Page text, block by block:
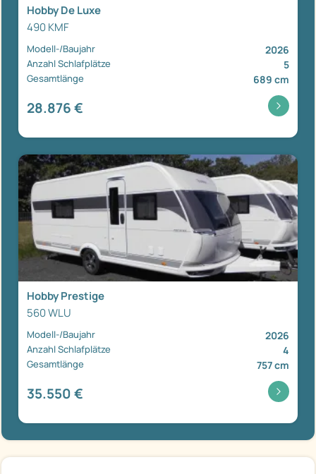
Hobby De Luxe
490 KMF
Modell-/Baujahr 2026
Anzahl Schlafplätze 5
Gesamtlänge 689 cm
28.876 €
Hobby Prestige
560 WLU
Modell-/Baujahr 2026
Anzahl Schlafplätze 4
Gesamtlänge 757 cm
35.550 €